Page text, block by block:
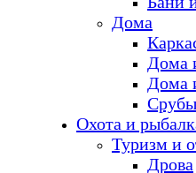
Дома
Дома
Дома
Срубы
Охота и
Туризм и
Дрова